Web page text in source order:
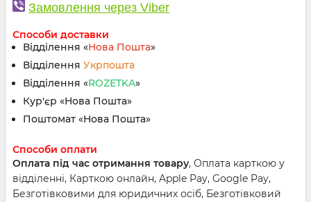
Замовлення через Viber
Способи доставки
Відділення «Нова Пошта»
Відділення Укрпошта
Відділення «ROZETKA»
Кур'єр «Нова Пошта»
Поштомат «Нова Пошта»
Способи оплати
Оплата під час отримання товару, Оплата карткою у
відділенні, Карткою онлайн, Apple Pay, Google Pay,
Безготівковими для юридичних осіб, Безготівковий